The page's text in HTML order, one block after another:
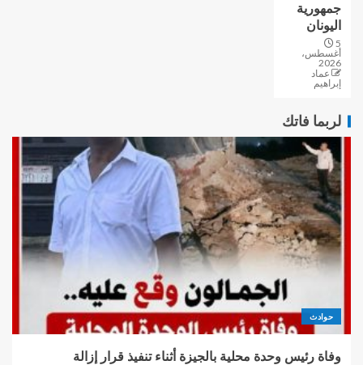
جمهورية
اليونان
5
أغسطس،
2026
عماد
إبراهيم
لربما فاتك
حوادث
وفاة رئيس وحدة محلية بالجيزة أثناء تنفيذ قرار إزالة